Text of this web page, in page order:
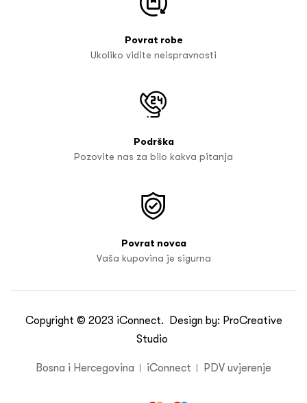
Povrat robe
Ukoliko vidite neispravnosti
Podrška
Pozovite nas za bilo kakva pitanja
Povrat novca
Vaša kupovina je sigurna
Copyright © 2023 iConnect. Design by: ProCreative
Studio
Bosna i Hercegovina iConnect PDV uvjerenje